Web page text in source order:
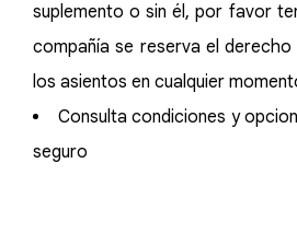
suplemento o sin él, por favor
compañía se reserva el
los asientos en cualquier
Consulta condiciones y
seguro